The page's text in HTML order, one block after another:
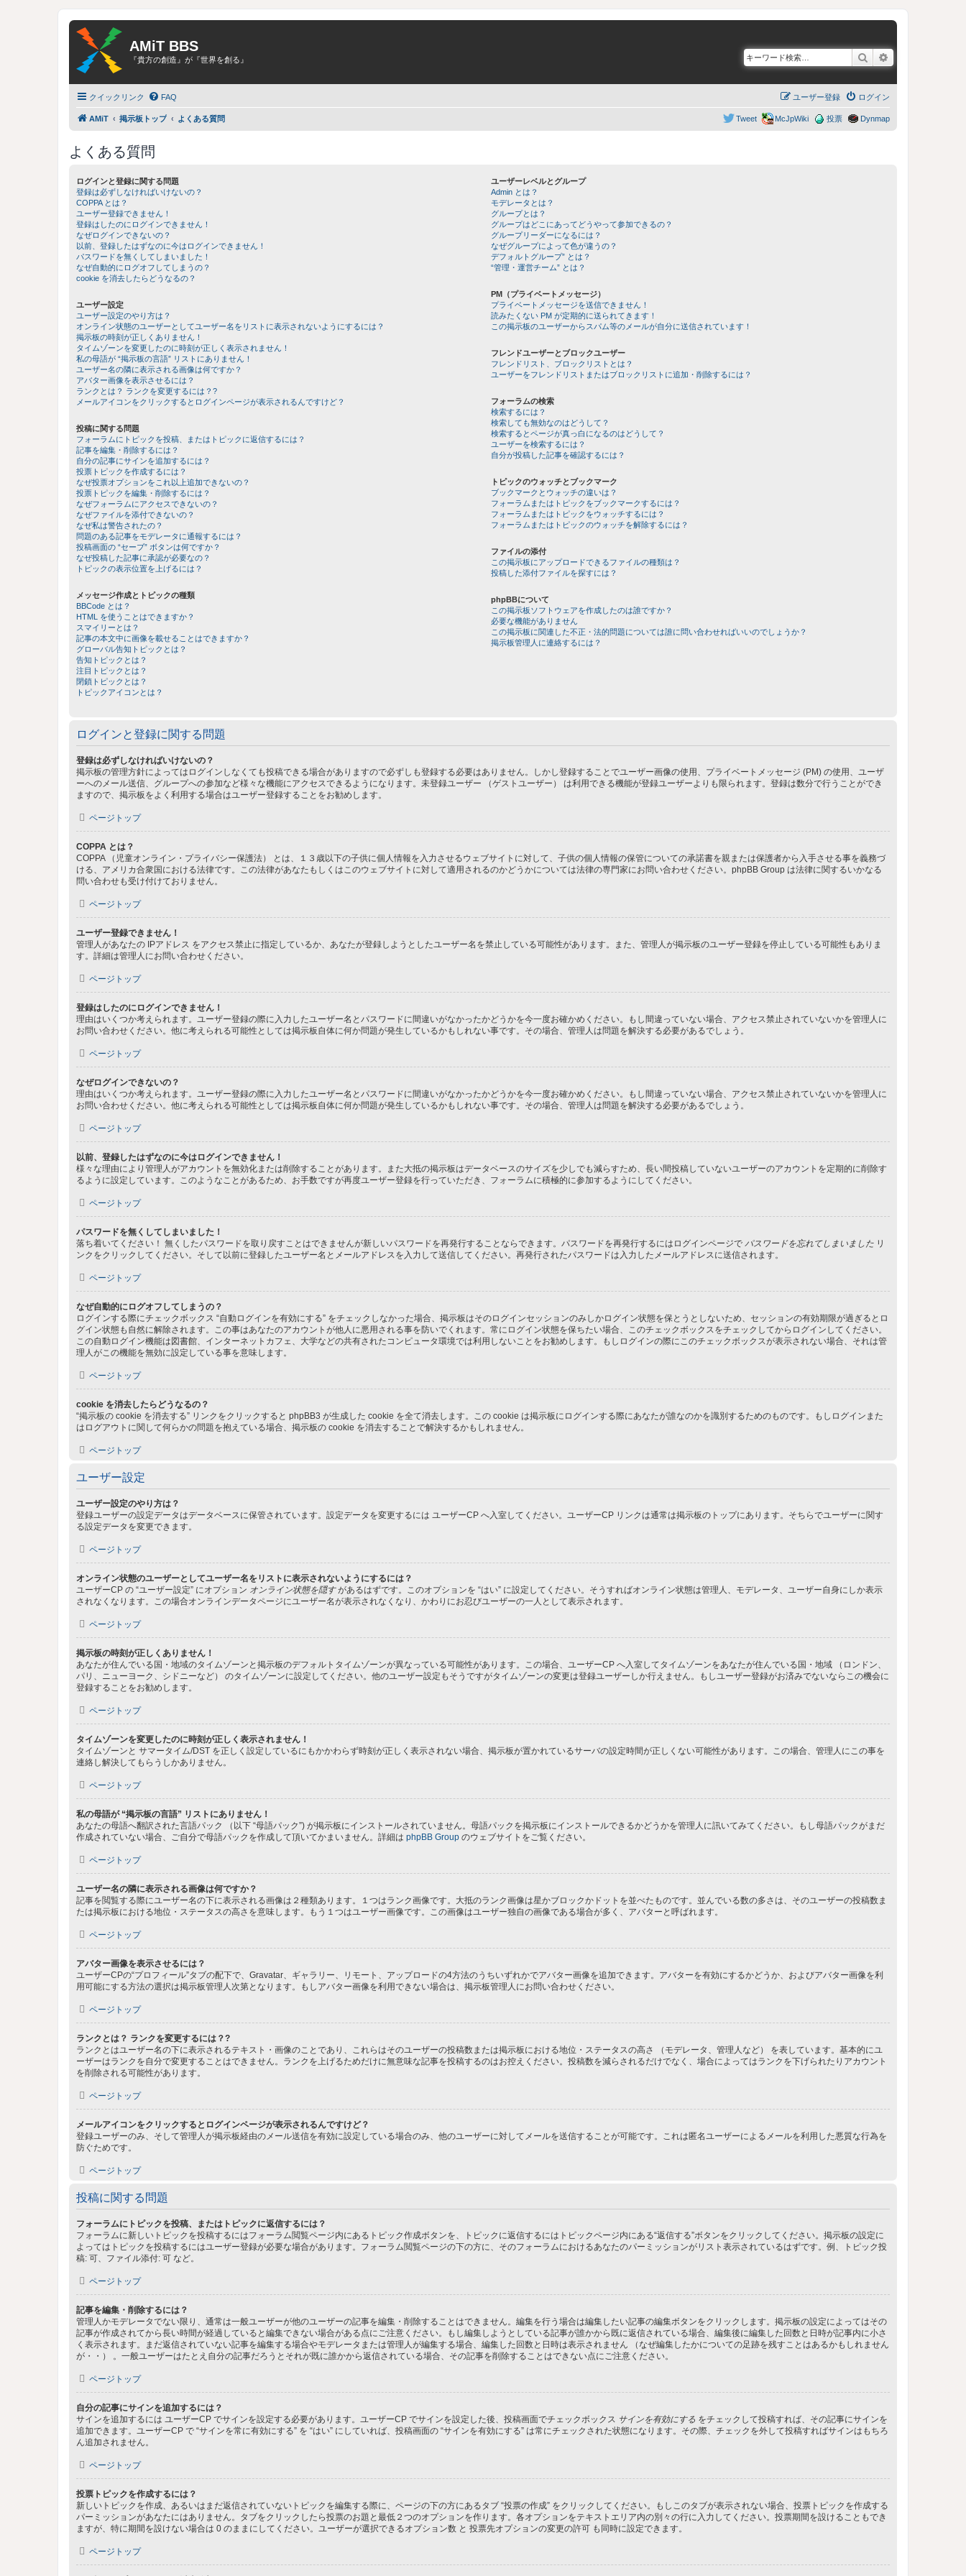
AMiT BBS
『貴方の創造』が『世界を創る』 検索
クイックリンク FAQ ログイン
ユーザー登録
AMiT 掲示板トップ よくある質問 Dynmap
投票
McJpWiki
Tweet
よくある質問
ログインと登録に関する問題
登録は必ずしなければいけないの？
COPPA とは？
ユーザー登録できません！
登録はしたのにログインできません！
なぜログインできないの？
以前、登録したはずなのに今はログインできません！
パスワードを無くしてしまいました！
なぜ自動的にログオフしてしまうの？
cookie を消去したらどうなるの？
ユーザー設定
ユーザー設定のやり方は？
オンライン状態のユーザーとしてユーザー名をリストに表示されないようにするには？
掲示板の時刻が正しくありません！
タイムゾーンを変更したのに時刻が正しく表示されません！
私の母語が “掲示板の言語” リストにありません！
ユーザー名の隣に表示される画像は何ですか？
アバター画像を表示させるには？
ランクとは？ ランクを変更するには？?
メールアイコンをクリックするとログインページが表示されるんですけど？
投稿に関する問題
フォーラムにトピックを投稿、またはトピックに返信するには？
記事を編集・削除するには？
自分の記事にサインを追加するには？
投票トピックを作成するには？
なぜ投票オプションをこれ以上追加できないの？
投票トピックを編集・削除するには？
なぜフォーラムにアクセスできないの？
なぜファイルを添付できないの？
なぜ私は警告されたの？
問題のある記事をモデレータに通報するには？
投稿画面の “セーブ” ボタンは何ですか？
なぜ投稿した記事に承認が必要なの？
トピックの表示位置を上げるには？
メッセージ作成とトピックの種類
BBCode とは？
HTML を使うことはできますか？
スマイリーとは？
記事の本文中に画像を載せることはできますか？
グローバル告知トピックとは？
告知トピックとは？
注目トピックとは？
閉鎖トピックとは？
トピックアイコンとは？
ユーザーレベルとグループ
Admin とは？
モデレータとは？
グループとは？
グループはどこにあってどうやって参加できるの？
グループリーダーになるには？
なぜグループによって色が違うの？
デフォルトグループ” とは？
“管理・運営チーム” とは？
PM（プライベートメッセージ）
プライベートメッセージを送信できません！
読みたくない PM が定期的に送られてきます！
この掲示板のユーザーからスパム等のメールが自分に送信されています！
フレンドユーザーとブロックユーザー
フレンドリスト、ブロックリストとは？
ユーザーをフレンドリストまたはブロックリストに追加・削除するには？
フォーラムの検索
検索するには？
検索しても無効なのはどうして？
検索するとページが真っ白になるのはどうして？
ユーザーを検索するには？
自分が投稿した記事を確認するには？
トピックのウォッチとブックマーク
ブックマークとウォッチの違いは？
フォーラムまたはトピックをブックマークするには？
フォーラムまたはトピックをウォッチするには？
フォーラムまたはトピックのウォッチを解除するには？
ファイルの添付
この掲示板にアップロードできるファイルの種類は？
投稿した添付ファイルを探すには？
phpBBについて
この掲示板ソフトウェアを作成したのは誰ですか？
必要な機能がありません
この掲示板に関連した不正・法的問題については誰に問い合わせればいいのでしょうか？
掲示板管理人に連絡するには？
ログインと登録に関する問題
登録は必ずしなければいけないの？
掲示板の管理方針によってはログインしなくても投稿できる場合がありますので必ずしも登録する必要はありません。しかし登録することでユーザー画像の使用、プライベートメッセージ (PM) の使用、ユーザ
ーへのメール送信、グループへの参加など様々な機能にアクセスできるようになります。未登録ユーザー （ゲストユーザー） は利用できる機能が登録ユーザーよりも限られます。登録は数分で行うことができ
ますので、掲示板をよく利用する場合はユーザー登録することをお勧めします。
ページトップ
COPPA とは？
COPPA （児童オンライン・プライバシー保護法） とは、１３歳以下の子供に個人情報を入力させるウェブサイトに対して、子供の個人情報の保管についての承諾書を親または保護者から入手させる事を義務づ
ける、アメリカ合衆国における法律です。この法律があなたもしくはこのウェブサイトに対して適用されるのかどうかについては法律の専門家にお問い合わせください。phpBB Group は法律に関するいかなる
問い合わせも受け付けておりません。
ページトップ
ユーザー登録できません！
管理人があなたの IPアドレス をアクセス禁止に指定しているか、あなたが登録しようとしたユーザー名を禁止している可能性があります。また、管理人が掲示板のユーザー登録を停止している可能性もありま
す。詳細は管理人にお問い合わせください。
ページトップ
登録はしたのにログインできません！
理由はいくつか考えられます。ユーザー登録の際に入力したユーザー名とパスワードに間違いがなかったかどうかを今一度お確かめください。もし間違っていない場合、アクセス禁止されていないかを管理人に
お問い合わせください。他に考えられる可能性としては掲示板自体に何か問題が発生しているかもしれない事です。その場合、管理人は問題を解決する必要があるでしょう。
ページトップ
なぜログインできないの？
理由はいくつか考えられます。ユーザー登録の際に入力したユーザー名とパスワードに間違いがなかったかどうかを今一度お確かめください。もし間違っていない場合、アクセス禁止されていないかを管理人に
お問い合わせください。他に考えられる可能性としては掲示板自体に何か問題が発生しているかもしれない事です。その場合、管理人は問題を解決する必要があるでしょう。
ページトップ
以前、登録したはずなのに今はログインできません！
様々な理由により管理人がアカウントを無効化または削除することがあります。また大抵の掲示板はデータベースのサイズを少しでも減らすため、長い間投稿していないユーザーのアカウントを定期的に削除す
るように設定しています。このようなことがあるため、お手数ですが再度ユーザー登録を行っていただき、フォーラムに積極的に参加するようにしてください。
ページトップ
パスワードを無くしてしまいました！
落ち着いてください！ 無くしたパスワードを取り戻すことはできませんが新しいパスワードを再発行することならできます。パスワードを再発行するにはログインページで パスワードを忘れてしまいました リ
ンクをクリックしてください。そして以前に登録したユーザー名とメールアドレスを入力して送信してください。再発行されたパスワードは入力したメールアドレスに送信されます。
ページトップ
なぜ自動的にログオフしてしまうの？
ログインする際にチェックボックス “自動ログインを有効にする” をチェックしなかった場合、掲示板はそのログインセッションのみしかログイン状態を保とうとしないため、セッションの有効期限が過ぎるとロ
グイン状態も自然に解除されます。この事はあなたのアカウントが他人に悪用される事を防いでくれます。常にログイン状態を保ちたい場合、このチェックボックスをチェックしてからログインしてください。
この自動ログイン機能は図書館、インターネットカフェ、大学などの共有されたコンピュータ環境では利用しないことをお勧めします。もしログインの際にこのチェックボックスが表示されない場合、それは管
理人がこの機能を無効に設定している事を意味します。
ページトップ
cookie を消去したらどうなるの？
“掲示板の cookie を消去する” リンクをクリックすると phpBB3 が生成した cookie を全て消去します。この cookie は掲示板にログインする際にあなたが誰なのかを識別するためのものです。もしログインまた
はログアウトに関して何らかの問題を抱えている場合、掲示板の cookie を消去することで解決するかもしれません。
ページトップ
ユーザー設定
ユーザー設定のやり方は？
登録ユーザーの設定データはデータベースに保管されています。設定データを変更するには ユーザーCP へ入室してください。ユーザーCP リンクは通常は掲示板のトップにあります。そちらでユーザーに関す
る設定データを変更できます。
ページトップ
オンライン状態のユーザーとしてユーザー名をリストに表示されないようにするには？
ユーザーCP の “ユーザー設定” にオプション オンライン状態を隠すがあるはずです。このオプションを “はい” に設定してください。そうすればオンライン状態は管理人、モデレータ、ユーザー自身にしか表示
されなくなります。この場合オンラインデータページにユーザー名が表示されなくなり、かわりにお忍びユーザーの一人として表示されます。
ページトップ
掲示板の時刻が正しくありません！
あなたが住んでいる国・地域のタイムゾーンと掲示板のデフォルトタイムゾーンが異なっている可能性があります。この場合、ユーザーCP へ入室してタイムゾーンをあなたが住んでいる国・地域 （ロンドン、
パリ、ニューヨーク、シドニーなど） のタイムゾーンに設定してください。他のユーザー設定もそうですがタイムゾーンの変更は登録ユーザーしか行えません。もしユーザー登録がお済みでないならこの機会に
登録することをお勧めします。
ページトップ
タイムゾーンを変更したのに時刻が正しく表示されません！
タイムゾーンと サマータイム/DST を正しく設定しているにもかかわらず時刻が正しく表示されない場合、掲示板が置かれているサーバの設定時間が正しくない可能性があります。この場合、管理人にこの事を
連絡し解決してもらうしかありません。
ページトップ
私の母語が “掲示板の言語” リストにありません！
あなたの母語へ翻訳された言語パック （以下 “母語パック”) が掲示板にインストールされていません。母語パックを掲示板にインストールできるかどうかを管理人に訊いてみてください。もし母語パックがまだ
作成されていない場合、ご自分で母語パックを作成して頂いてかまいません。詳細は phpBB Group のウェブサイトをご覧ください。
ページトップ
ユーザー名の隣に表示される画像は何ですか？
記事を閲覧する際にユーザー名の下に表示される画像は２種類あります。１つはランク画像です。大抵のランク画像は星かブロックかドットを並べたものです。並んでいる数の多さは、そのユーザーの投稿数ま
たは掲示板における地位・ステータスの高さを意味します。もう１つはユーザー画像です。この画像はユーザー独自の画像である場合が多く、アバターと呼ばれます。
ページトップ
アバター画像を表示させるには？
ユーザーCPの“プロフィール”タブの配下で、Gravatar、ギャラリー、リモート、アップロードの4方法のうちいずれかでアバター画像を追加できます。アバターを有効にするかどうか、およびアバター画像を利
用可能にする方法の選択は掲示板管理人次第となります。もしアバター画像を利用できない場合は、掲示板管理人にお問い合わせください。
ページトップ
ランクとは？ ランクを変更するには？?
ランクとはユーザー名の下に表示されるテキスト・画像のことであり、これらはそのユーザーの投稿数または掲示板における地位・ステータスの高さ （モデレータ、管理人など） を表しています。基本的にユ
ーザーはランクを自分で変更することはできません。ランクを上げるためだけに無意味な記事を投稿するのはお控えください。投稿数を減らされるだけでなく、場合によってはランクを下げられたりアカウント
を削除される可能性があります。
ページトップ
メールアイコンをクリックするとログインページが表示されるんですけど？
登録ユーザーのみ、そして管理人が掲示板経由のメール送信を有効に設定している場合のみ、他のユーザーに対してメールを送信することが可能です。これは匿名ユーザーによるメールを利用した悪質な行為を
防ぐためです。
ページトップ
投稿に関する問題
フォーラムにトピックを投稿、またはトピックに返信するには？
フォーラムに新しいトピックを投稿するにはフォーラム閲覧ページ内にあるトピック作成ボタンを、トピックに返信するにはトピックページ内にある“返信する”ボタンをクリックしてください。掲示板の設定に
よってはトピックを投稿するにはユーザー登録が必要な場合があります。フォーラム閲覧ページの下の方に、そのフォーラムにおけるあなたのパーミッションがリスト表示されているはずです。例、トピック投
稿: 可、ファイル添付: 可 など。
ページトップ
記事を編集・削除するには？
管理人かモデレータでない限り、通常は一般ユーザーが他のユーザーの記事を編集・削除することはできません。編集を行う場合は編集したい記事の編集ボタンをクリックします。掲示板の設定によってはその
記事が作成されてから長い時間が経過していると編集できない場合がある点にご注意ください。もし編集しようとしている記事が誰かから既に返信されている場合、編集後に編集した回数と日時が記事内に小さ
く表示されます。まだ返信されていない記事を編集する場合やモデレータまたは管理人が編集する場合、編集した回数と日時は表示されません （なぜ編集したかについての足跡を残すことはあるかもしれません
が・・） 。一般ユーザーはたとえ自分の記事だろうとそれが既に誰かから返信されている場合、その記事を削除することはできない点にご注意ください。
ページトップ
自分の記事にサインを追加するには？
サインを追加するには ユーザーCP でサインを設定する必要があります。ユーザーCP でサインを設定した後、投稿画面でチェックボックス サインを有効にする をチェックして投稿すれば、その記事にサインを
追加できます。ユーザーCP で “サインを常に有効にする” を “はい” にしていれば、投稿画面の “サインを有効にする” は常にチェックされた状態になります。その際、チェックを外して投稿すればサインはもちろ
ん追加されません。
ページトップ
投票トピックを作成するには？
新しいトピックを作成、あるいはまだ返信されていないトピックを編集する際に、ページの下の方にあるタブ “投票の作成” をクリックしてください。もしこのタブが表示されない場合、投票トピックを作成する
パーミッションがあなたにはありません。タブをクリックしたら投票のお題と最低２つのオプションを作ります。各オプションをテキストエリア内の別々の行に入力してください。投票期間を設けることもでき
ますが、特に期間を設けない場合は 0 のままにしてください。ユーザーが選択できるオプション数 と 投票先オプションの変更の許可 も同時に設定できます。
ページトップ